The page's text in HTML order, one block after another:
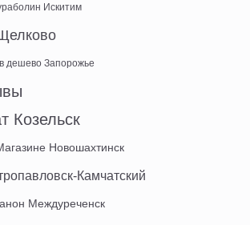
Искитим
дешево Запорожье
Козельск
Новошахтинск
Камчатский
Междуреченск